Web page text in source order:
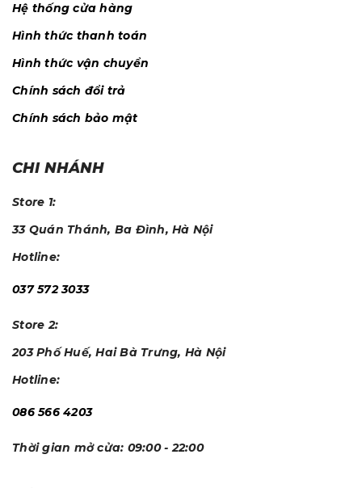
Hệ thống cửa hàng
Hình thức thanh toán
Hình thức vận chuyển
Chính sách đổi trả
Chính sách bảo mật
CHI NHÁNH
Store 1:
33 Quán Thánh, Ba Đình, Hà Nội
Hotline:
037 572 3033
Store 2:
203 Phố Huế, Hai Bà Trưng, Hà Nội
Hotline:
086 566 4203
Thời gian mở cửa: 09:00 - 22:00